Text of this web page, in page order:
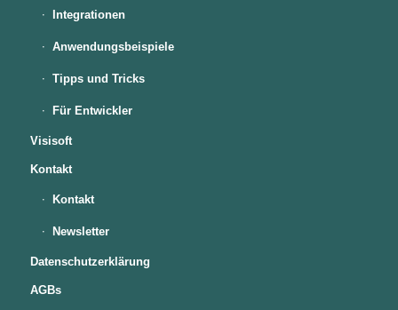
Integrationen
Anwendungsbeispiele
Tipps und Tricks
Für Entwickler
Visisoft
Kontakt
Kontakt
Newsletter
Datenschutzerklärung
AGBs